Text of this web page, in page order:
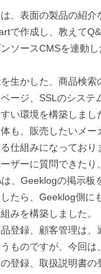
、表面の製品の紹介
で作成し、教えて
ソースCMSを連動
生かした、商品検索
ージ、SSLのシステ
い環境を構築しまし
も、販売したいメ
仕組みになっており
ザーに質問できたり
、Geeklogの掲示板
たら、Geeklog側に
みを構築しました。
登録、顧客管理は、
ものですが、今回は
登録、取扱説明書の